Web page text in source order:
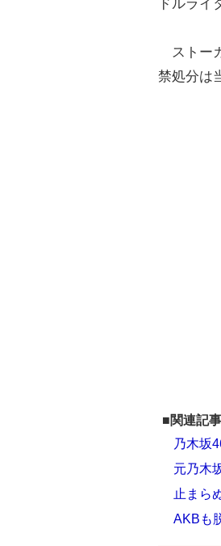
ドルライ
ストー
禁処分は
■関連記事
乃木坂
元乃木
止まら
AKBも